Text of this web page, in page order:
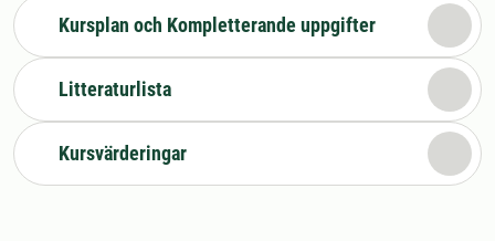
Kursplan och Kompletterande uppgifter
Litteraturlista
Kursvärderingar